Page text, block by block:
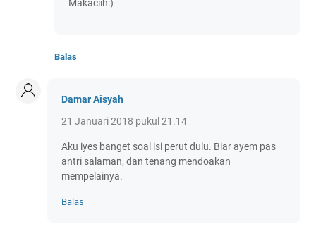
Makaciih:)
Balas
Damar Aisyah
21 Januari 2018 pukul 21.14
Aku iyes banget soal isi perut dulu. Biar ayem pas
antri salaman, dan tenang mendoakan
mempelainya.
Balas